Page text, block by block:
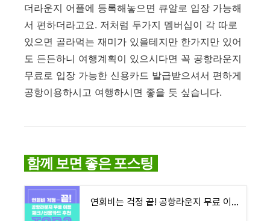
더라운지 어플에 등록해놓으면 큐알로 입장 가능해
서 편하더라고요. 저처럼 두가지 멤버십이 각 따로
있으면 골라먹는 재미가 있을테지만 한가지만 있어
도 든든하니 여행계획이 있으시다면 꼭 공항라운지
무료로 입장 가능한 신용카드 발급받으셔서 편하게
공항이용하시고 여행하시면 좋을 듯 싶습니다.
함께 보면 좋은 포스팅
연회비는 걱정 끝! 공항라운지 무료 이용 체크/신용카드 추천 TOP3